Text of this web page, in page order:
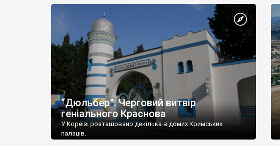
“Дюльбер”. Черговий витвір
геніального Краснова
У Кореїзі розташовано декілька відомих Кримських
палаців.